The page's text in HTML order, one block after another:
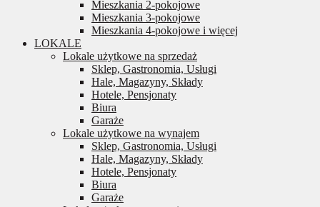
Mieszkania 2-pokojowe
Mieszkania 3-pokojowe
Mieszkania 4-pokojowe i więcej
LOKALE
Lokale użytkowe na sprzedaż
Sklep, Gastronomia, Usługi
Hale, Magazyny, Składy
Hotele, Pensjonaty
Biura
Garaże
Lokale użytkowe na wynajem
Sklep, Gastronomia, Usługi
Hale, Magazyny, Składy
Hotele, Pensjonaty
Biura
Garaże